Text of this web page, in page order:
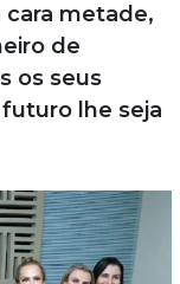
metade,
de
os seus
lhe seja